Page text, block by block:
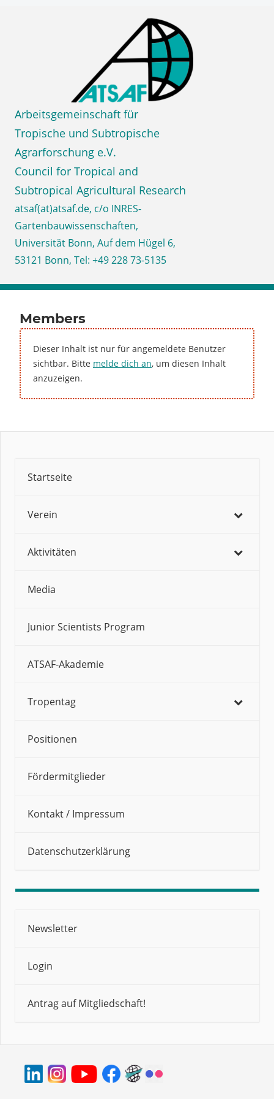
Council for Tropical and
Subtropical Agricultural Research
Members
Dieser Inhalt ist nur für angemeldete Benutzer
sichtbar. Bitte melde dich an, um diesen Inhalt
anzuzeigen.
Startseite
Verein
Aktivitäten
Media
Junior Scientists Program
ATSAF-Akademie
Tropentag
Positionen
Fördermitglieder
Kontakt / Impressum
Datenschutzerklärung
Newsletter
Login
Antrag auf Mitgliedschaft!